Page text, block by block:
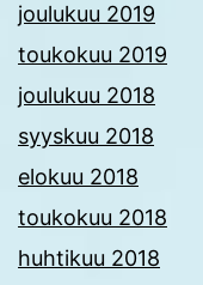
joulukuu 2019
toukokuu 2019
joulukuu 2018
syyskuu 2018
elokuu 2018
toukokuu 2018
huhtikuu 2018